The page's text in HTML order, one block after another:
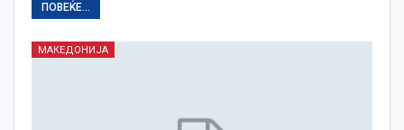
ПОВЕЌЕ...
МАКЕДОНИЈА